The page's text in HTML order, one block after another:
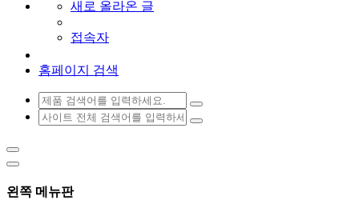
새로 올라온 글
접속자
홈페이지 검색
왼쪽 메뉴판